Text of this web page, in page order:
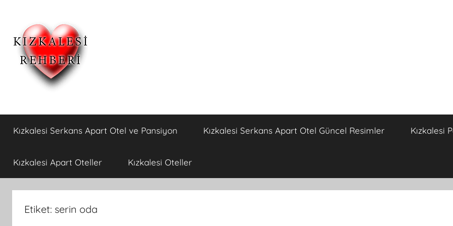
Kızkalesi
Otelleri
ve
Kızkalesi
Ucuz
Pansiyon,Otel
Kızkalesi Serkans Apart Otel ve Pansiyon Kızkalesi Serkans Apart Otel Güncel Resimler Kızkalesi
Kızkalesi Apart Oteller Kızkalesi Oteller
Etiket: serin oda